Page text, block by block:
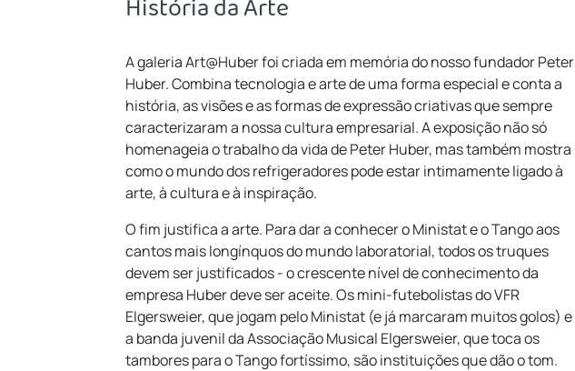
A galeria Art@Huber foi criada em memória do nosso fundador Peter
Huber. Combina tecnologia e arte de uma forma especial e conta a
história, as visões e as formas de expressão criativas que sempre
caracterizaram a nossa cultura empresarial. A exposição não só
homenageia o trabalho da vida de Peter Huber, mas também mostra
como o mundo dos refrigeradores pode estar intimamente ligado à
arte, à cultura e à inspiração.
O fim justifica a arte. Para dar a conhecer o Ministat e o Tango aos
cantos mais longínquos do mundo laboratorial, todos os truques
devem ser justificados - o crescente nível de conhecimento da
empresa Huber deve ser aceite. Os mini-futebolistas do VFR
Elgersweier, que jogam pelo Ministat (e já marcaram muitos golos) e
a banda juvenil da Associação Musical Elgersweier, que toca os
tambores para o Tango fortíssimo, são instituições que dão o tom.